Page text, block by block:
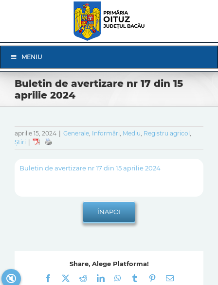
Navigation
MENIU
Buletin de avertizare nr 17 din 15
aprilie 2024
aprilie 15, 2024 Generale, Informări, Mediu, Registru agricol ,
Știri
Buletin de avertizare nr 17 din 15 aprilie 2024
Share, Alege Platforma!
Facebook
RedditLinkedInWhatsApp
Tumblr Pinterest
E-
🔇